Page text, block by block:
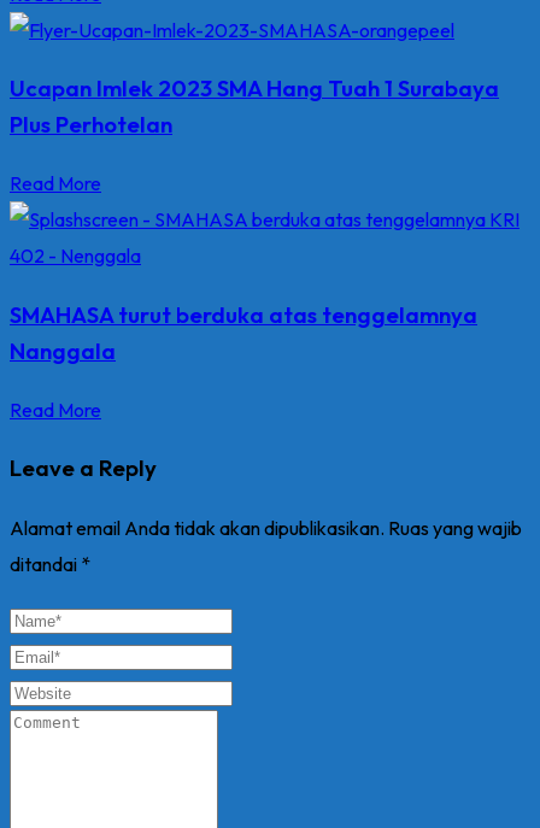
Ucapan Imlek 2023 SMA Hang Tuah 1 Surabaya
Plus Perhotelan
Read More
SMAHASA turut berduka atas tenggelamnya
Nanggala
Read More
Leave a Reply
Alamat email Anda tidak akan dipublikasikan. Ruas yang wajib
ditandai *